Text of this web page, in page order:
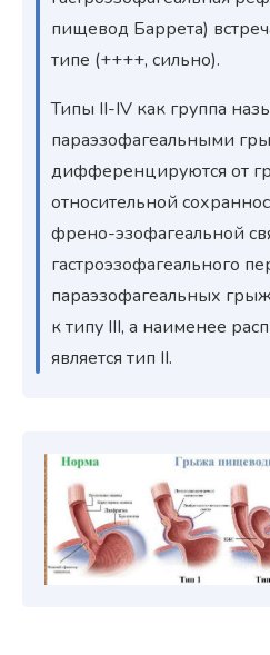
пищевод Баррета)
типе (++++, сильно).
Типы II-IV как группа
параэзофагеальными
дифференцируются от
относительной
френо-эзофагеальной
гастроэзофагеального
параэзофагеальных
к типу III, а наименее
является тип II.